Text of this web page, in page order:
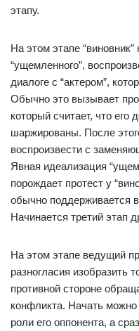
этапу.
На этом этапе
“ущемленного”,
диалоге с “актером”,
Обычно это вызывает
который считает, что его
шаржированы. После
воспроизвести с
Явная идеализация
порождает протест у
обычно поддерживается
Начинается третий этап
На этом этапе ведущий
разногласия изобразить
противной стороне
конфликта. Начать
роли его оппонента, а